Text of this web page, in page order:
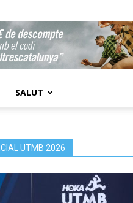
SALUT
UTMB 2026